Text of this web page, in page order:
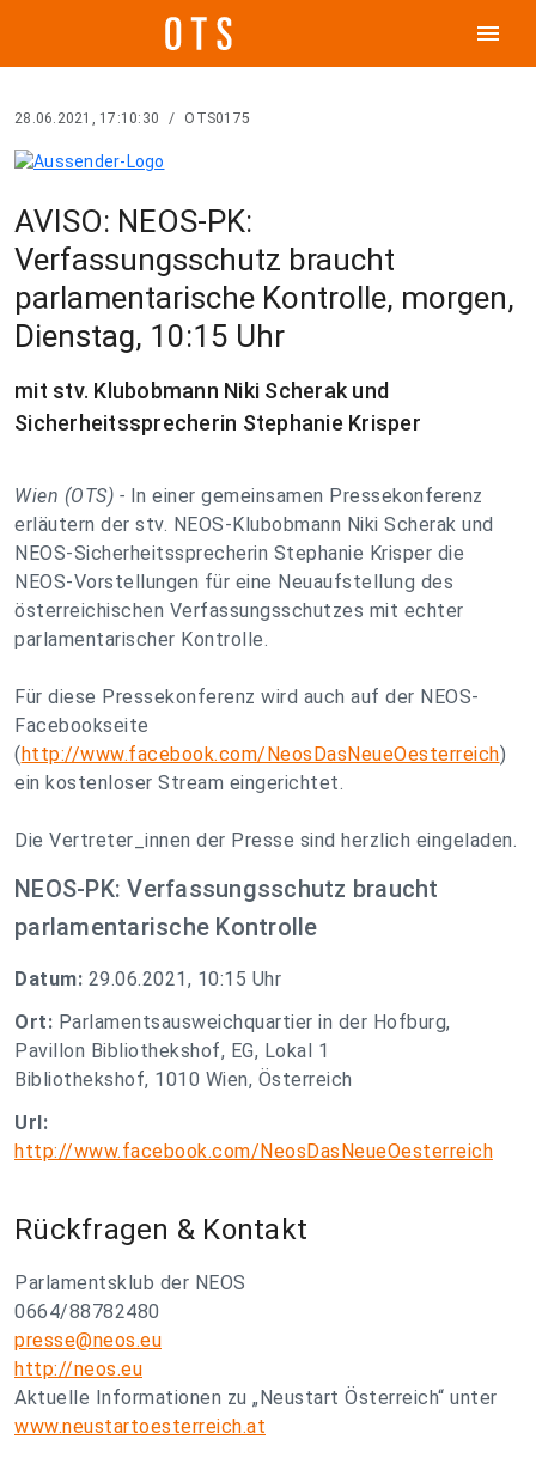
menu
28.06.2021, 17:10:30 / OTS0175
AVISO: NEOS-PK:
Verfassungsschutz braucht
parlamentarische Kontrolle, morgen,
Dienstag, 10:15 Uhr
mit stv. Klubobmann Niki Scherak und
Sicherheitssprecherin Stephanie Krisper
Wien (OTS) - In einer gemeinsamen Pressekonferenz
erläutern der stv. NEOS-Klubobmann Niki Scherak und
NEOS-Sicherheitssprecherin Stephanie Krisper die
NEOS-Vorstellungen für eine Neuaufstellung des
österreichischen Verfassungsschutzes mit echter
parlamentarischer Kontrolle.
Für diese Pressekonferenz wird auch auf der NEOS-
Facebookseite
(http://www.facebook.com/NeosDasNeueOesterreich)
ein kostenloser Stream eingerichtet.
Die Vertreter_innen der Presse sind herzlich eingeladen.
NEOS-PK: Verfassungsschutz braucht
parlamentarische Kontrolle
Datum: 29.06.2021, 10:15 Uhr
Ort: Parlamentsausweichquartier in der Hofburg,
Pavillon Bibliothekshof, EG, Lokal 1
Bibliothekshof, 1010 Wien, Österreich
Url:
http://www.facebook.com/NeosDasNeueOesterreich
Rückfragen & Kontakt
Parlamentsklub der NEOS
0664/88782480
presse@neos.eu
http://neos.eu
Aktuelle Informationen zu „Neustart Österreich“ unter
www.neustartoesterreich.at